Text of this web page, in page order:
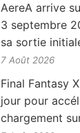
AereA arrive
3 septembre
sa sortie
7 Août 2026
Final Fantasy
jour pour
chargement